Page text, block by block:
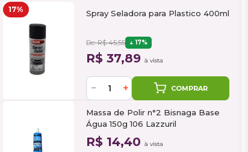
17% Spray Seladora para Plastico 400ml
De: R$ 45,55 17%
R$ 37,89 à vista
− + COMPRAR
Massa de Polir n°2 Bisnaga Base
Água 150g 106 Lazzuril
R$ 14,40 à vista